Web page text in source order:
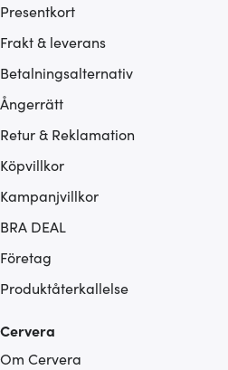
Presentkort
Frakt & leverans
Betalningsalternativ
Ångerrätt
Retur & Reklamation
Köpvillkor
Kampanjvillkor
BRA DEAL
Företag
Produktåterkallelse
Cervera
Om Cervera